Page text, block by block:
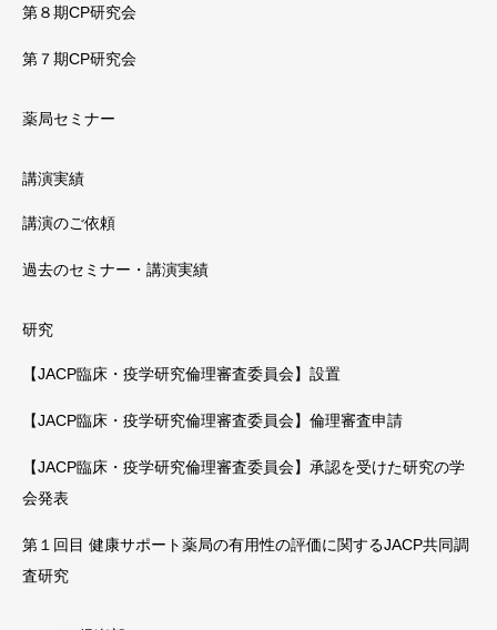
第８期CP研究会
第７期CP研究会
薬局セミナー
講演実績
講演のご依頼
過去のセミナー・講演実績
研究
【JACP臨床・疫学研究倫理審査委員会】設置
【JACP臨床・疫学研究倫理審査委員会】倫理審査申請
【JACP臨床・疫学研究倫理審査委員会】承認を受けた研究の学
会発表
第１回目 健康サポート薬局の有用性の評価に関するJACP共同調
査研究